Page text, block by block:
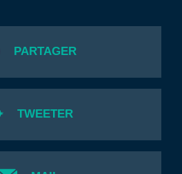
PARTAGER
TWEETER